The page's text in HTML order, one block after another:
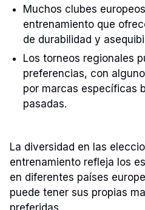
Muchos clubes
entrenamiento que
de durabilidad y
Los torneos regionales
preferencias, con
por marcas específicas
pasadas.
La diversidad en las
entrenamiento refleja los
en diferentes países
puede tener sus propias
preferidas.